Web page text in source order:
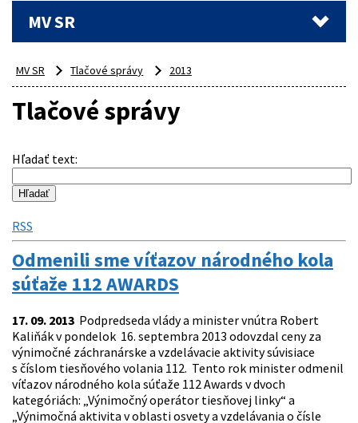
MV SR
MV SR Tlačové správy 2013
Tlačové správy
Hľadať text:
RSS
Odmenili sme víťazov národného kola
súťaže 112 AWARDS
17. 09. 2013 Podpredseda vlády a minister vnútra Robert
Kaliňák v pondelok 16. septembra 2013 odovzdal ceny za
výnimočné záchranárske a vzdelávacie aktivity súvisiace
s číslom tiesňového volania 112. Tento rok minister odmenil
víťazov národného kola súťaže 112 Awards v dvoch
kategóriách: „Výnimočný operátor tiesňovej linky“ a
„Výnimočná aktivita v oblasti osvety a vzdelávania o čísle